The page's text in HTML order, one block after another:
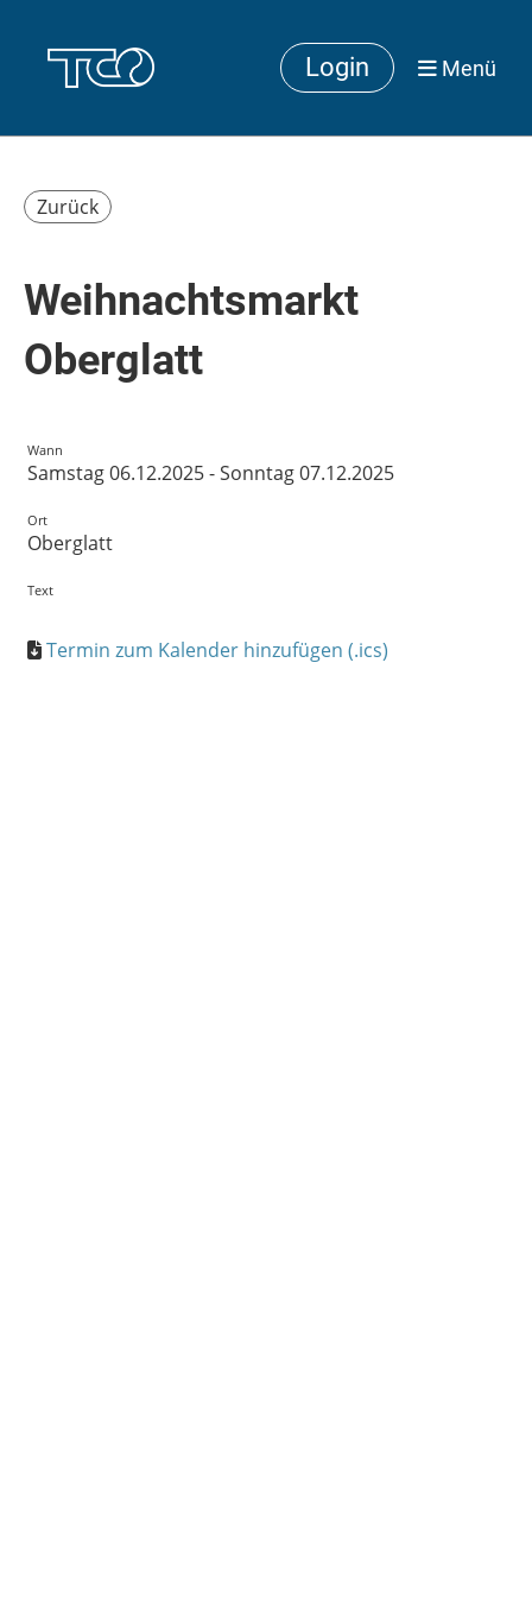
Login Menü
Zurück
Weihnachtsmarkt
Oberglatt
Wann
Samstag 06.12.2025 - Sonntag 07.12.2025
Ort
Oberglatt
Text
Termin zum Kalender hinzufügen (.ics)